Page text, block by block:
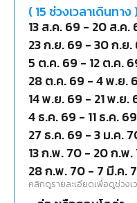
(15ช่วงเวลาเดินทาง
13 ส.ค. 69 - 20 ส.ค.
23 ก.ย. 69 -30 ก.ย.
5 ต.ค. 69 - 12 ต.ค.
28 ต.ค. 69 -4 พ.ย.
14 พ.ย. 69 - 21 พ.ย.
4 ธ.ค. 69 - 11 ธ.ค. 69
27 ธ.ค. 69 -3 ม.ค.
13 ก.พ. 70- 20 ก.พ.
28 ก.พ. 70- 7 มี.ค.
คลิกดูรายละเอียดเพื่อดูช่วงเ